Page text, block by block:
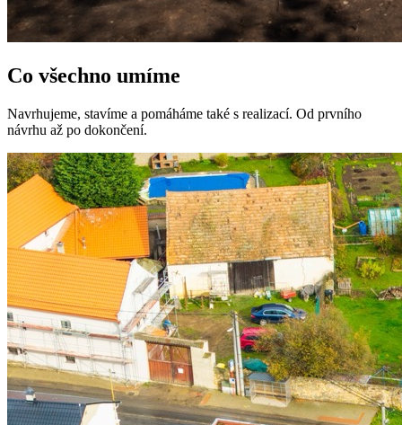
Co všechno umíme
Navrhujeme, stavíme a pomáháme také s realizací. Od prvního
návrhu až po dokončení.